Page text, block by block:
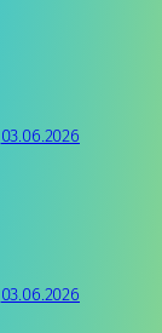
03.06.2026
03.06.2026